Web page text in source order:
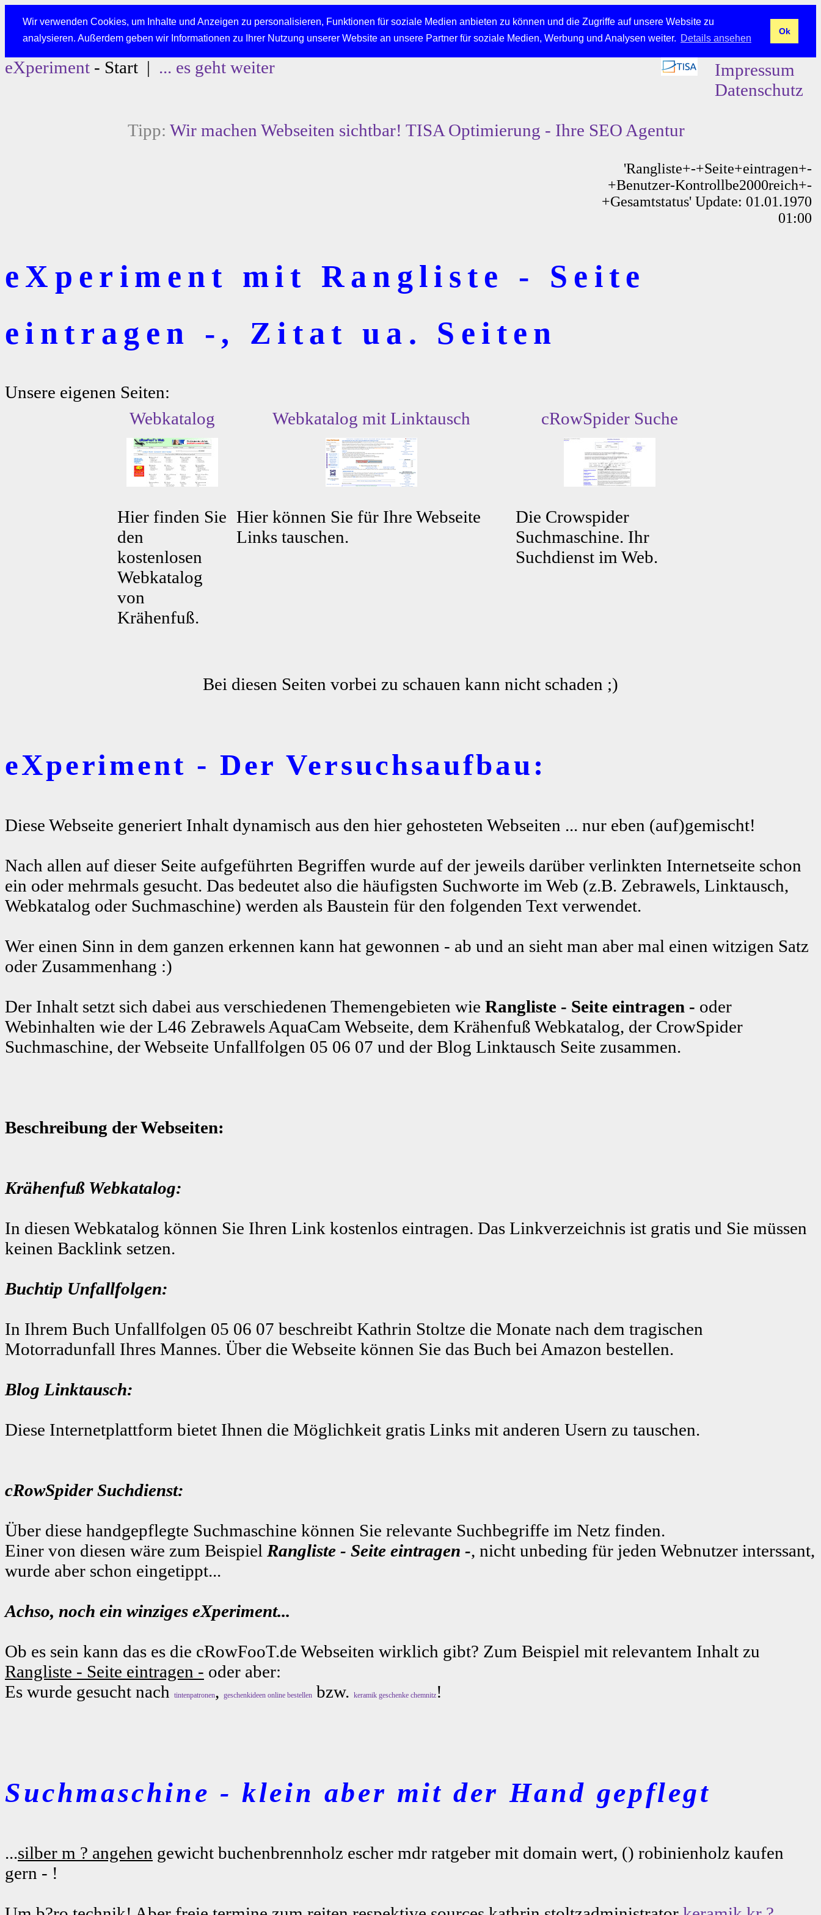
Wir verwenden Cookies, um Inhalte und Anzeigen zu personalisieren, Funktionen für soziale Medien anbieten zu können und die Zugriffe auf unsere Website zu
analysieren. Außerdem geben wir Informationen zu Ihrer Nutzung unserer Website an unsere Partner für soziale Medien, Werbung und Analysen weiter. Details ansehen
Ok
eXperiment - Start | ... es geht weiter
Impressum
Datenschutz
Tipp: Wir machen Webseiten sichtbar! TISA Optimierung - Ihre SEO Agentur
'Rangliste+-+Seite+eintragen+-
+Benutzer-Kontrollbe2000reich+-
+Gesamtstatus' Update: 01.01.1970
01:00
eXperiment mit Rangliste - Seite
eintragen -, Zitat ua. Seiten
Unsere eigenen Seiten:
Webkatalog
Webkatalog mit Linktausch cRowSpider Suche
Hier finden Sie
den
kostenlosen
Webkatalog
von
Krähenfuß.
Hier können Sie für Ihre Webseite
Links tauschen.
Die Crowspider
Suchmaschine. Ihr
Suchdienst im Web.
Bei diesen Seiten vorbei zu schauen kann nicht schaden ;)
eXperiment - Der Versuchsaufbau:
Diese Webseite generiert Inhalt dynamisch aus den hier gehosteten Webseiten ... nur eben (auf)gemischt!
Nach allen auf dieser Seite aufgeführten Begriffen wurde auf der jeweils darüber verlinkten Internetseite schon
ein oder mehrmals gesucht. Das bedeutet also die häufigsten Suchworte im Web (z.B. Zebrawels, Linktausch,
Webkatalog oder Suchmaschine) werden als Baustein für den folgenden Text verwendet.
Wer einen Sinn in dem ganzen erkennen kann hat gewonnen - ab und an sieht man aber mal einen witzigen Satz
oder Zusammenhang :)
Der Inhalt setzt sich dabei aus verschiedenen Themengebieten wie Rangliste - Seite eintragen - oder
Webinhalten wie der L46 Zebrawels AquaCam Webseite, dem Krähenfuß Webkatalog, der CrowSpider
Suchmaschine, der Webseite Unfallfolgen 05 06 07 und der Blog Linktausch Seite zusammen.
Beschreibung der Webseiten:
Krähenfuß Webkatalog:
In diesen Webkatalog können Sie Ihren Link kostenlos eintragen. Das Linkverzeichnis ist gratis und Sie müssen
keinen Backlink setzen.
Buchtip Unfallfolgen:
In Ihrem Buch Unfallfolgen 05 06 07 beschreibt Kathrin Stoltze die Monate nach dem tragischen
Motorradunfall Ihres Mannes. Über die Webseite können Sie das Buch bei Amazon bestellen.
Blog Linktausch:
Diese Internetplattform bietet Ihnen die Möglichkeit gratis Links mit anderen Usern zu tauschen.
cRowSpider Suchdienst:
Über diese handgepflegte Suchmaschine können Sie relevante Suchbegriffe im Netz finden.
Einer von diesen wäre zum Beispiel Rangliste - Seite eintragen -, nicht unbeding für jeden Webnutzer interssant,
wurde aber schon eingetippt...
Achso, noch ein winziges eXperiment...
Ob es sein kann das es die cRowFooT.de Webseiten wirklich gibt? Zum Beispiel mit relevantem Inhalt zu
Rangliste - Seite eintragen - oder aber:
Es wurde gesucht nach
tintenpatronen, geschenkideen online bestellen bzw. keramik geschenke chemnitz !
Suchmaschine - klein aber mit der Hand gepflegt
...silber m ? angehen gewicht buchenbrennholz escher mdr ratgeber mit domain wert, () robinienholz kaufen
gern - !